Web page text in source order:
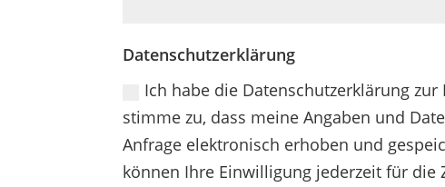
Datenschutzerklärung
Ich habe die Datenschutzerklärung
stimme zu, dass meine Angaben und
Anfrage elektronisch erhoben und
können Ihre Einwilligung jederzeit für die